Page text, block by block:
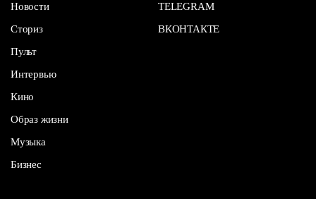
Новости
Сториз
Пульт
Интервью
Кино
Образ жизни
Музыка
Бизнес
TELEGRAM
ВКОНТАКТЕ